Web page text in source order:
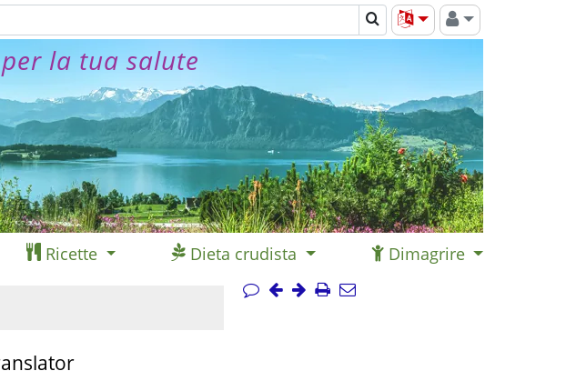
la tua salute
Ricette Dieta crudista Dimagrire